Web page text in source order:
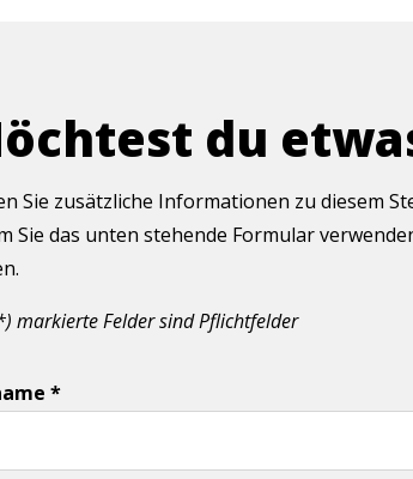
du
Sie zusätzliche Informationen zu diesem
Sie das unten stehende Formular
markierte Felder sind Pflichtfelder
*